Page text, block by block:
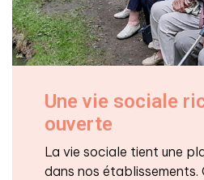
Une vie sociale
ouverte
La vie sociale tient une
dans nos établissements.